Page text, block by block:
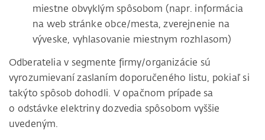
miestne obvyklým spôsobom (napr. informácia
na web stránke obce/mesta, zverejnenie na
výveske, vyhlasovanie miestnym rozhlasom)
Odberatelia v segmente firmy/organizácie sú
vyrozumievaní zaslaním doporučeného listu, pokiaľ si
takýto spôsob dohodli. V opačnom prípade sa
o odstávke elektriny dozvedia spôsobom vyššie
uvedeným.